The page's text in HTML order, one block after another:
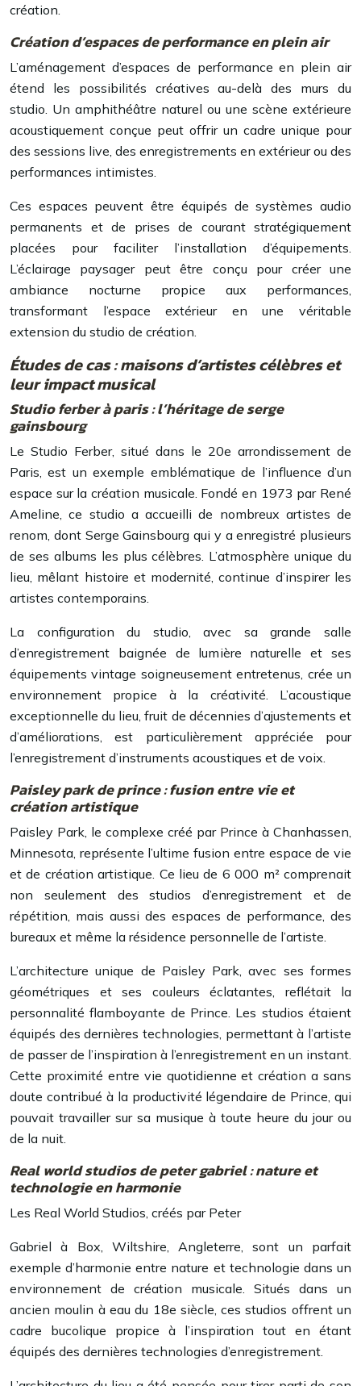
création.
Création d’espaces de performance en plein air
L’aménagement d’espaces de performance en plein air
étend les possibilités créatives au-delà des murs du
studio. Un amphithéâtre naturel ou une scène extérieure
acoustiquement conçue peut offrir un cadre unique pour
des sessions live, des enregistrements en extérieur ou des
performances intimistes.
Ces espaces peuvent être équipés de systèmes audio
permanents et de prises de courant stratégiquement
placées pour faciliter l’installation d’équipements.
L’éclairage paysager peut être conçu pour créer une
ambiance nocturne propice aux performances,
transformant l’espace extérieur en une véritable
extension du studio de création.
Études de cas : maisons d’artistes célèbres et
leur impact musical
Studio ferber à paris : l’héritage de serge
gainsbourg
Le Studio Ferber, situé dans le 20e arrondissement de
Paris, est un exemple emblématique de l’influence d’un
espace sur la création musicale. Fondé en 1973 par René
Ameline, ce studio a accueilli de nombreux artistes de
renom, dont Serge Gainsbourg qui y a enregistré plusieurs
de ses albums les plus célèbres. L’atmosphère unique du
lieu, mêlant histoire et modernité, continue d’inspirer les
artistes contemporains.
La configuration du studio, avec sa grande salle
d’enregistrement baignée de lumière naturelle et ses
équipements vintage soigneusement entretenus, crée un
environnement propice à la créativité. L’acoustique
exceptionnelle du lieu, fruit de décennies d’ajustements et
d’améliorations, est particulièrement appréciée pour
l’enregistrement d’instruments acoustiques et de voix.
Paisley park de prince : fusion entre vie et
création artistique
Paisley Park, le complexe créé par Prince à Chanhassen,
Minnesota, représente l’ultime fusion entre espace de vie
et de création artistique. Ce lieu de 6 000 m² comprenait
non seulement des studios d’enregistrement et de
répétition, mais aussi des espaces de performance, des
bureaux et même la résidence personnelle de l’artiste.
L’architecture unique de Paisley Park, avec ses formes
géométriques et ses couleurs éclatantes, reflétait la
personnalité flamboyante de Prince. Les studios étaient
équipés des dernières technologies, permettant à l’artiste
de passer de l’inspiration à l’enregistrement en un instant.
Cette proximité entre vie quotidienne et création a sans
doute contribué à la productivité légendaire de Prince, qui
pouvait travailler sur sa musique à toute heure du jour ou
de la nuit.
Real world studios de peter gabriel : nature et
technologie en harmonie
Les Real World Studios, créés par Peter
Gabriel à Box, Wiltshire, Angleterre, sont un parfait
exemple d’harmonie entre nature et technologie dans un
environnement de création musicale. Situés dans un
ancien moulin à eau du 18e siècle, ces studios offrent un
cadre bucolique propice à l’inspiration tout en étant
équipés des dernières technologies d’enregistrement.